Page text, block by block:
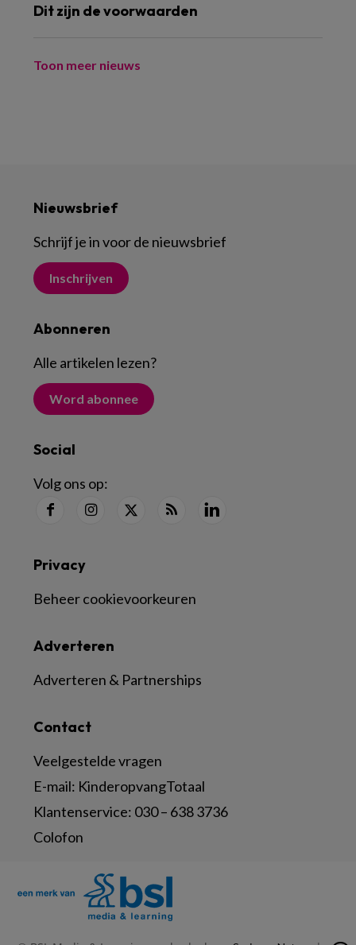
Dit zijn de voorwaarden
Toon meer nieuws
Nieuwsbrief
Schrijf je in voor de nieuwsbrief
Inschrijven
Abonneren
Alle artikelen lezen?
Word abonnee
Social
Volg ons op:
Contact
Veelgestelde vragen
E-mail: KinderopvangTotaal
Klantenservice: 030 – 638 3736
Colofon
Adverteren
Adverteren & Partnerships
Privacy
Beheer cookievoorkeuren